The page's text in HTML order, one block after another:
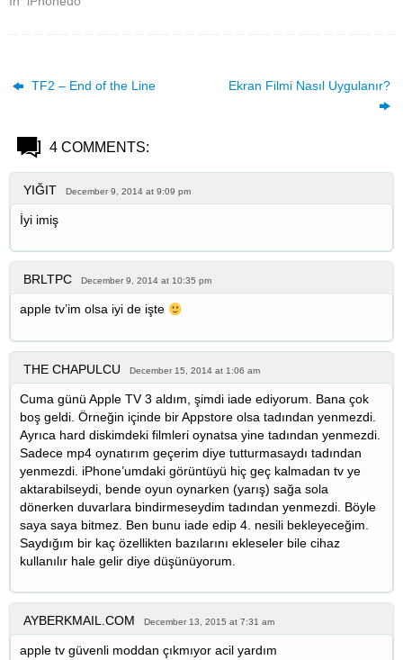
TF2 – End of the Line Ekran Filmi Nasıl Uygulanır?
4 COMMENTS:
YIĞIT December 9, 2014 at 9:09 pm
İyi imiş
BRLTPC December 9, 2014 at 10:35 pm
apple tv’im olsa iyi de işte
THE CHAPULCU December 15, 2014 at 1:06 am
Cuma günü Apple TV 3 aldım, şimdi iade ediyorum. Bana çok
boş geldi. Örneğin içinde bir Appstore olsa tadından yenmezdi.
Ayrıca hard diskimdeki filmleri oynatsa yine tadından yenmezdi.
Sadece mp4 oynatırım geçerim diye tutturmasaydı tadından
yenmezdi. iPhone’umdaki görüntüyü hiç geç kalmadan tv ye
aktarabilseydi, bende oyun oynarken (yarış) sağa sola
dönerken duvarlara bindirmeseydim tadından yenmezdi. Böyle
saya saya bitmez. Ben bunu iade edip 4. nesili bekleyeceğim.
Saydığım bir kaç özellikten bazılarını ekleseler bile cihaz
kullanılır hale gelir diye düşünüyorum.
AYBERKMAIL.COM December 13, 2015 at 7:31 am
apple tv güvenli moddan çıkmıyor acil yardım